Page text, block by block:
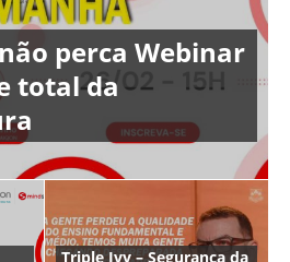
perca Webinar
total da
Triple Ivy – Segurança da